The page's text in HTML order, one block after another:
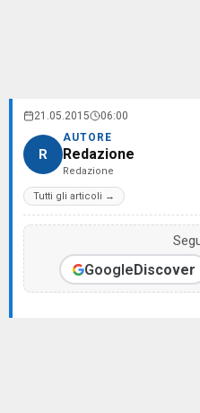
21.05.2015 06:00
R
AUTORE
Redazione
Redazione
Tutti gli articoli →
GoogleDiscover